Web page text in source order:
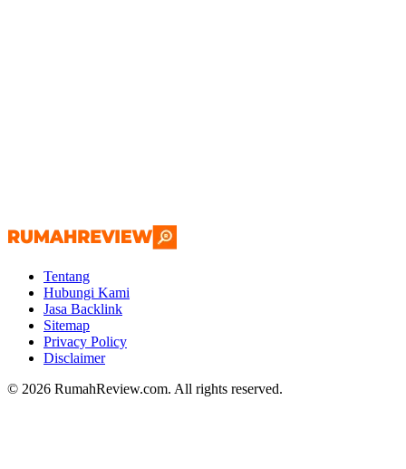
Tentang
Hubungi Kami
Jasa Backlink
Sitemap
Privacy Policy
Disclaimer
© 2026 RumahReview.com. All rights reserved.